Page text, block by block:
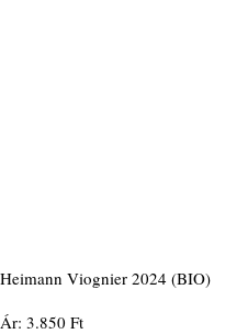
Heimann Viognier 2024 (BIO)
Ár: 3.850 Ft